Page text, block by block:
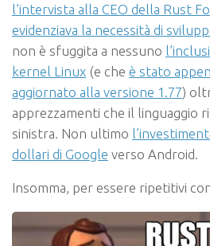
l’intervista alla CEO della Rust
evidenziava la necessità di
non è sfuggita a nessuno
kernel Linux (e che è stato
aggiornato alla versione 1.77)
apprezzamenti che il linguaggio
sinistra. Non ultimo
dollari di Google verso Android.
Insomma, per essere ripetitivi